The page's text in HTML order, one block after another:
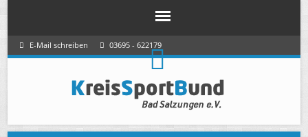
E-Mail schreiben 03695 - 622179